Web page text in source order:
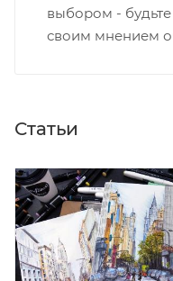
выбором -
своим мнением
Статьи